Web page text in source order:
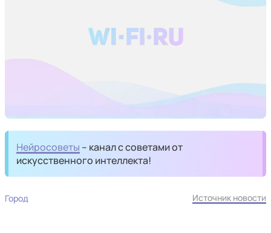
Нейросоветы – канал с советами от
искусственного интеллекта!
Город Источник новости